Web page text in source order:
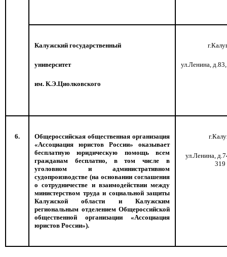
Калужский государственный
университет
им. К.Э.Циолковского
ул.Ленина,
6.
Общероссийская общественная организация
«Ассоциация юристов России» оказывает
бесплатную юридическую помощь всем
гражданам бесплатно, в том числе в
уголовном и административном
судопроизводстве (на основании соглашения
о сотрудничестве и взаимодействии между
министерством труда и социальной защиты
Калужской области и Калужским
региональным отделением Общероссийской
общественной организации «Ассоциация
юристов России»).
ул.Ленина,
319